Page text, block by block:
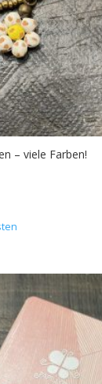
– viele Farben!